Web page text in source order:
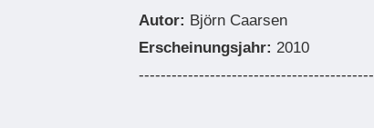
Autor: Björn Caarsen
Erscheinungsjahr: 2010
-------------------------------------------